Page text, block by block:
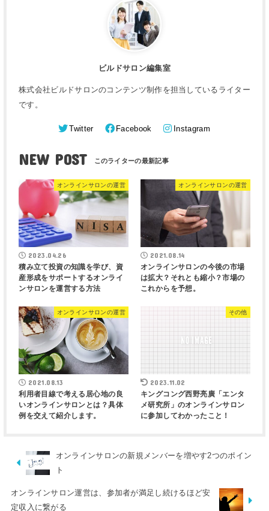
ビルドサロン編集室
株式会社ビルドサロンのコンテンツ制作を担当しているライター
です。
Twitter Facebook Instagram
NEW POST
オンラインサロンの運営
2023.04.26
積み立て投資の知識を学び、資
産形成をサポートするオンライ
ンサロンを運営する方法
オンラインサロンの運営
2021.08.14
オンラインサロンの今後の市場
は拡大？それとも縮小？市場の
これからを予想。
オンラインサロンの運営
2021.08.13
利用者目線で考える居心地の良
いオンラインサロンとは？具体
例を交えて紹介します。
その他
2023.11.02
キングコング西野亮廣「エンタ
メ研究所」のオンラインサロン
に参加してわかったこと！
オンラインサロンの新規メンバーを増やす2つのポイン
ト
オンラインサロン運営は、参加者が満足し続けるほど安
定収入に繋がる